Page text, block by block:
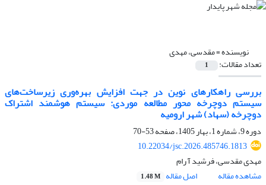
نویسنده =مقدسی، مهدی
تعداد مقالات: 1
بررسی راهکارهای نوین در جهت افزایش بهره‌وری زیرساخت‌های
سیستم دوچرخه محور مطالعه موردی: سیستم هوشمند اشتراک
دوچرخه (سهاد) شهر ارومیه
دوره 9، شماره 1، بهار 1405، صفحه
53-70
10.22034/jsc.2026.485746.1813
مهدی مقدسی، فرشید آ رام
مشاهده مقاله
اصل مقاله 1.48 M